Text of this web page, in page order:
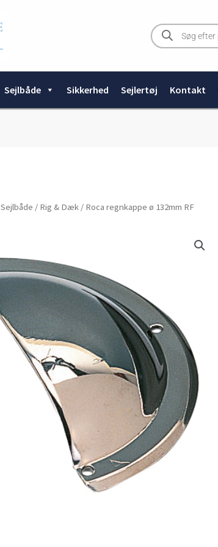
Products
search
Sejlbåde Sikkerhed Sejlertøj Kontakt
Sejlbåde / Rig & Dæk/ Roca regnkappe ø 132mm RF